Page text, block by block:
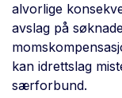
alvorlige
avslag på
kan idrettslag
særforbund.